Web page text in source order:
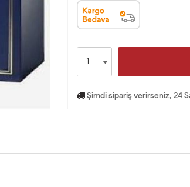
Şimdi sipariş verirseniz, 24